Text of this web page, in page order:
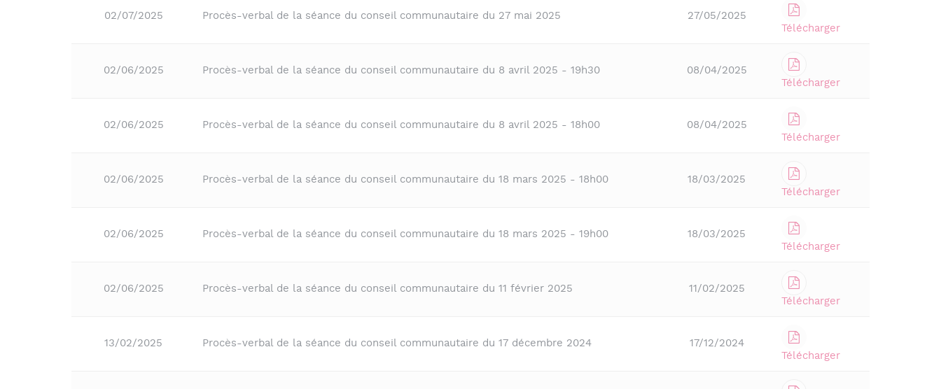
02/07/2025 Procès-verbal de la séance du conseil communautaire du 27 mai 2025
27/05/2025
Télécharger
02/06/2025 Procès-verbal de la séance du conseil communautaire du 8 avril 2025 - 19h30
08/04/2025
Télécharger
02/06/2025 Procès-verbal de la séance du conseil communautaire du 8 avril 2025 - 18h00
08/04/2025
Télécharger
02/06/2025 Procès-verbal de la séance du conseil communautaire du 18 mars 2025 - 18h00
18/03/2025
Télécharger
02/06/2025 Procès-verbal de la séance du conseil communautaire du 18 mars 2025 - 19h00
18/03/2025
Télécharger
02/06/2025 Procès-verbal de la séance du conseil communautaire du 11 février 2025
11/02/2025
Télécharger
13/02/2025 Procès-verbal de la séance du conseil communautaire du 17 décembre 2024
17/12/2024
Télécharger